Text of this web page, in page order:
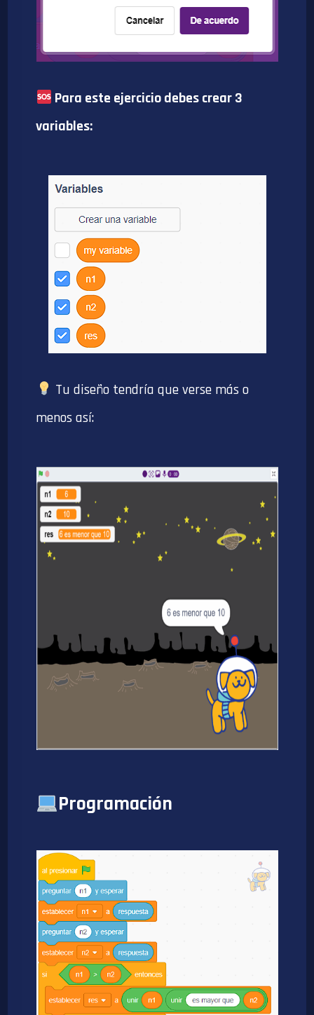
Para este ejercicio debes crear 3
variables:
Tu diseño tendría que verse más o
menos así:
Programación